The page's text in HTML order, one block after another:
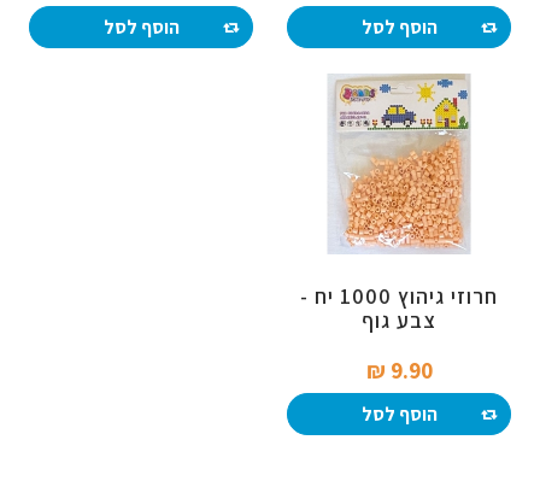
הוסף לסל הוסף לסל
חרוזי גיהוץ 1000 יח -
צבע גוף
9.90 ₪‎
הוסף לסל